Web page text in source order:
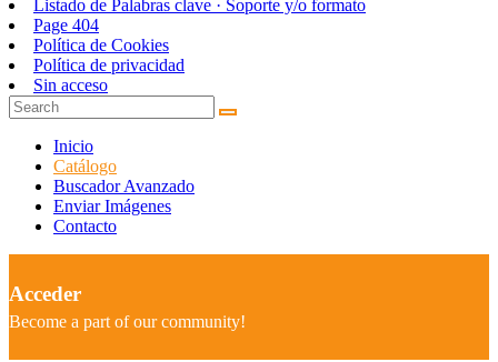
Listado de Palabras clave · Soporte y/o formato
Page 404
Política de Cookies
Política de privacidad
Sin acceso
Inicio
Catálogo
Buscador Avanzado
Enviar Imágenes
Contacto
Acceder
Become a part of our community!